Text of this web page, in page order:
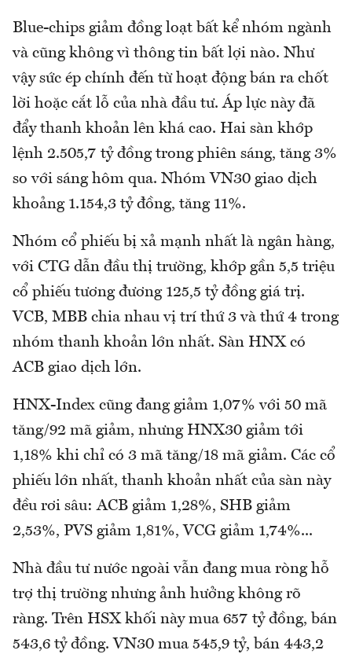
Blue-chips giảm đồng loạt bất kể nhóm ngành
và cũng không vì thông tin bất lợi nào. Như
vậy sức ép chính đến từ hoạt động bán ra chốt
lời hoặc cắt lỗ của nhà đầu tư. Áp lực này đã
đẩy thanh khoản lên khá cao. Hai sàn khớp
lệnh 2.505,7 tỷ đồng trong phiên sáng, tăng 3%
so với sáng hôm qua. Nhóm VN30 giao dịch
khoảng 1.154,3 tỷ đồng, tăng 11%.
Nhóm cổ phiếu bị xả mạnh nhất là ngân hàng,
với CTG dẫn đầu thị trường, khớp gần 5,5 triệu
cổ phiếu tương đương 125,5 tỷ đồng giá trị.
VCB, MBB chia nhau vị trí thứ 3 và thứ 4 trong
nhóm thanh khoản lớn nhất. Sàn HNX có
ACB giao dịch lớn.
HNX-Index cũng đang giảm 1,07% với 50 mã
tăng/92 mã giảm, nhưng HNX30 giảm tới
1,18% khi chỉ có 3 mã tăng/18 mã giảm. Các cổ
phiếu lớn nhất, thanh khoản nhất của sàn này
đều rơi sâu: ACB giảm 1,28%, SHB giảm
2,53%, PVS giảm 1,81%, VCG giảm 1,74%...
Nhà đầu tư nước ngoài vẫn đang mua ròng hỗ
trợ thị trường nhưng ảnh hưởng không rõ
ràng. Trên HSX khối này mua 657 tỷ đồng, bán
543,6 tỷ đồng. VN30 mua 545,9 tỷ, bán 443,2